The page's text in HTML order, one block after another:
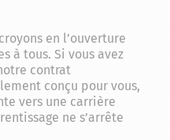
en l’ouverture
à tous. Si vous avez
contrat
conçu pour vous,
vers une carrière
ne s’arrête